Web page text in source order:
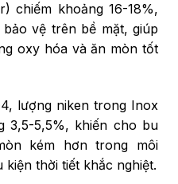
chiếm khoảng 16-18%,
vệ trên bề mặt, giúp
oxy hóa và ăn mòn tốt
lượng niken trong Inox
3,5-5,5%, khiến cho bu
kém hơn trong môi
thời tiết khắc nghiệt.